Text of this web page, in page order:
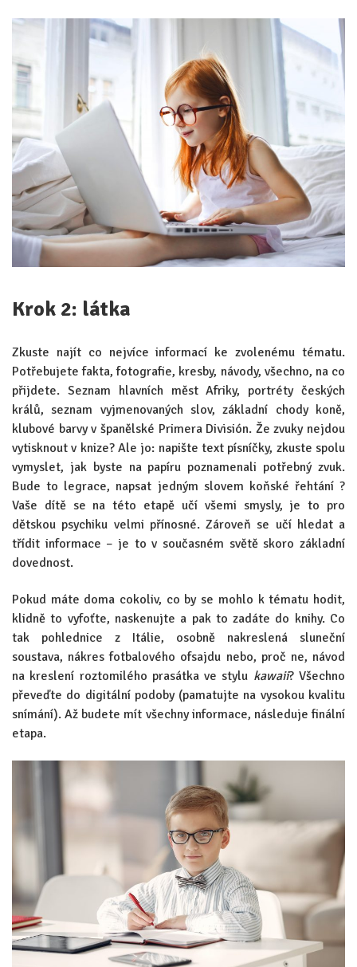
Krok 2: látka
Zkuste najít co nejvíce informací ke zvolenému tématu.
Potřebujete fakta, fotografie, kresby, návody, všechno, na co
přijdete. Seznam hlavních měst Afriky, portréty českých
králů, seznam vyjmenovaných slov, základní chody koně,
klubové barvy v španělské Primera División. Že zvuky nejdou
vytisknout v knize? Ale jo: napište text písníčky, zkuste spolu
vymyslet, jak byste na papíru poznamenali potřebný zvuk.
Bude to legrace, napsat jedným slovem koňské řehtání ?
Vaše dítě se na této etapě učí všemi smysly, je to pro
dětskou psychiku velmi přínosné. Zároveň se učí hledat a
třídit informace – je to v současném světě skoro základní
dovednost.
Pokud máte doma cokoliv, co by se mohlo k tématu hodit,
klidně to vyfoťte, naskenujte a pak to zadáte do knihy. Co
tak pohlednice z Itálie, osobně nakreslená sluneční
soustava, nákres fotbalového ofsajdu nebo, proč ne, návod
na kreslení roztomilého prasátka ve stylu kawaii? Všechno
převeďte do digitální podoby (pamatujte na vysokou kvalitu
snímání). Až budete mít všechny informace, následuje finální
etapa.